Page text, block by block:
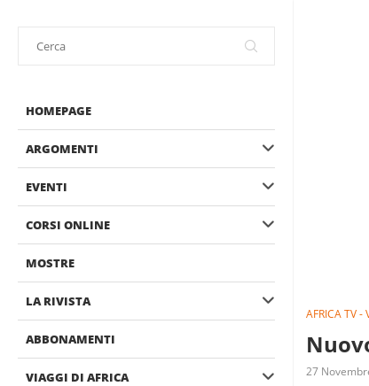
HOMEPAGE
ARGOMENTI
EVENTI
CORSI ONLINE
MOSTRE
LA RIVISTA
ABBONAMENTI
VIAGGI DI AFRICA
AFRICA TV -
27